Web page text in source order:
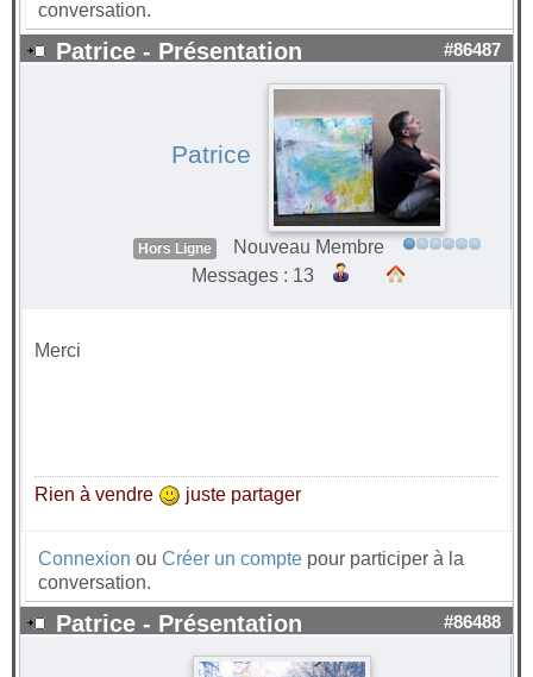
conversation.
Patrice - Présentation #86487
Patrice
Hors Ligne
Nouveau Membre
Messages : 13
Merci
Rien à vendre juste partager
Connexion ou Créer un compte pour participer à la
conversation.
Patrice - Présentation #86488